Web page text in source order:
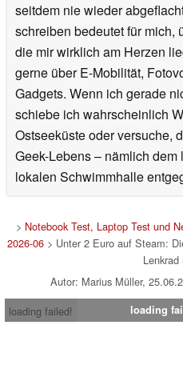
seitdem nie wieder
schreiben bedeutet für mich,
die mir wirklich am Herzen
gerne über E-Mobilität,
Gadgets. Wenn ich gerade
schiebe ich wahrscheinlich
Ostseeküste oder versuche,
Geek-Lebens – nämlich
lokalen Schwimmhalle
> Notebook Test, Laptop Test und
2026-06 > Unter 2 Euro auf Steam:
Autor: Marius Müller,
loading failed!
loading